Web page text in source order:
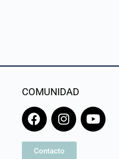
COMUNIDAD
Contacto